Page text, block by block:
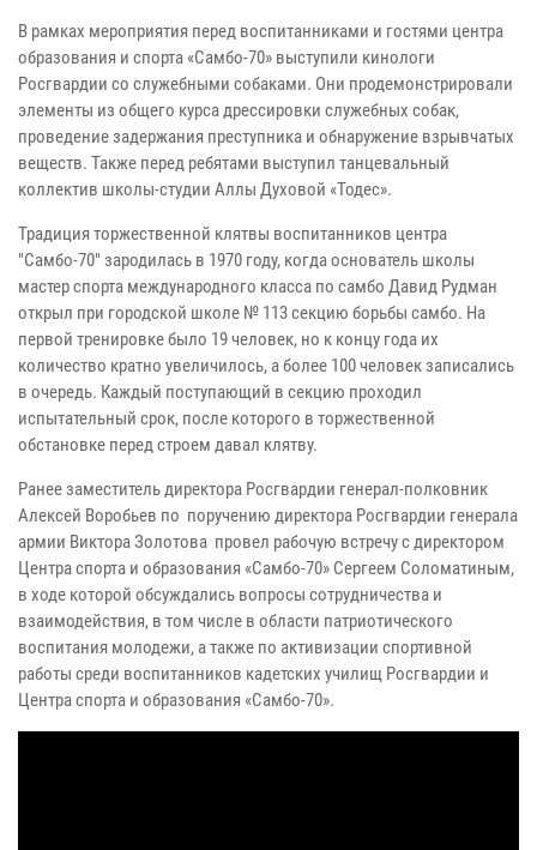
В рамках мероприятия перед воспитанниками и гостями центра
образования и спорта «Самбо-70» выступили кинологи
Росгвардии со служебными собаками. Они продемонстрировали
элементы из общего курса дрессировки служебных собак,
проведение задержания преступника и обнаружение взрывчатых
веществ. Также перед ребятами выступил танцевальный
коллектив школы-студии Аллы Духовой «Тодес».
Традиция торжественной клятвы воспитанников центра
"Самбо-70" зародилась в 1970 году, когда основатель школы
мастер спорта международного класса по самбо Давид Рудман
открыл при городской школе № 113 секцию борьбы самбо. На
первой тренировке было 19 человек, но к концу года их
количество кратно увеличилось, а более 100 человек записались
в очередь. Каждый поступающий в секцию проходил
испытательный срок, после которого в торжественной
обстановке перед строем давал клятву.
Ранее заместитель директора Росгвардии генерал-полковник
Алексей Воробьев по поручению директора Росгвардии генерала
армии Виктора Золотова провел рабочую встречу с директором
Центра спорта и образования «Самбо-70» Сергеем Соломатиным,
в ходе которой обсуждались вопросы сотрудничества и
взаимодействия, в том числе в области патриотического
воспитания молодежи, а также по активизации спортивной
работы среди воспитанников кадетских училищ Росгвардии и
Центра спорта и образования «Самбо-70».